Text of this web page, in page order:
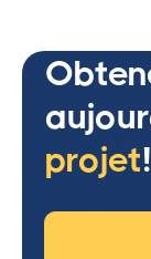
projet!